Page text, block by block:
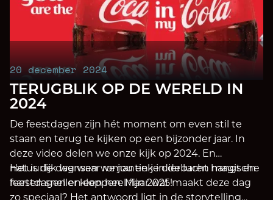
20 december 2024
TERUGBLIK OP DE WERELD IN
2024
De feestdagen zijn hét moment om even stil te
staan en terug te kijken op een bijzonder jaar. In
deze video delen we onze kijk op 2024. En
natuurlijk wensen we jou en je dierbaren magische
feestdagen en een heel fijn 2025!
Het is de dag waar romantiek in de lucht hangt en
harten sneller kloppen. Maar wat maakt deze dag
zo speciaal? Het antwoord ligt in de storytelling